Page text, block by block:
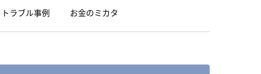
トラブル事例 お金のミカタ